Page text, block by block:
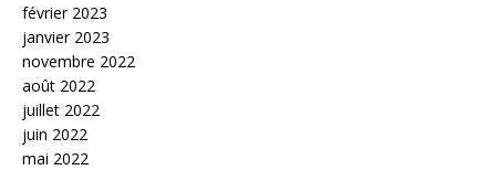
février 2023
janvier 2023
novembre 2022
août 2022
juillet 2022
juin 2022
mai 2022